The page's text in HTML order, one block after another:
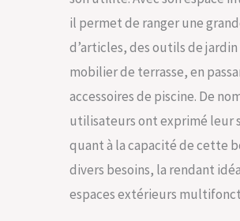
il permet de ranger une
d’articles, des outils de jardin
mobilier de terrasse, en
accessoires de piscine. De
utilisateurs ont exprimé leur
quant à la capacité de cette
divers besoins, la rendant
espaces extérieurs